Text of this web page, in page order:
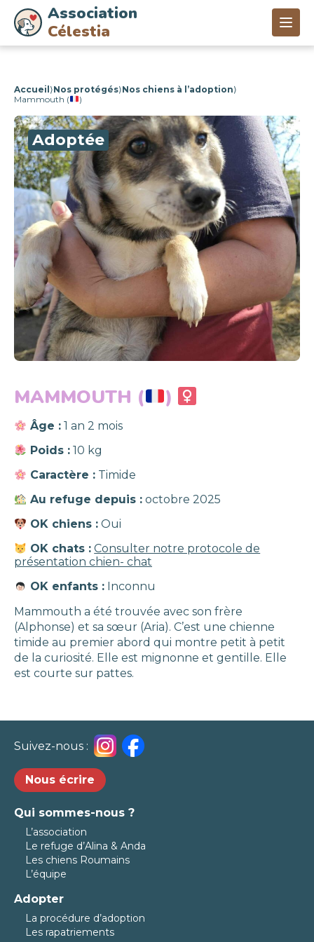
Association
Célestia
Accueil ⟩Nos protégés⟩Nos chiens à l’adoption⟩
Mammouth (
)
Adoptée
MAMMOUTH ( )
Âge : 1 an 2 mois
Poids : 10 kg
Caractère : Timide
Au refuge depuis : octobre 2025
OK chiens : Oui
OK chats : Consulter notre protocole de
présentation chien- chat
OK enfants : Inconnu
Mammouth a été trouvée avec son frère
(Alphonse) et sa sœur (Aria). C’est une chienne
timide au premier abord qui montre petit à petit
de la curiosité. Elle est mignonne et gentille. Elle
est courte sur pattes.
Suivez-nous :
Nous écrire
Qui sommes-nous ?
L’association
Le refuge d’Alina & Anda
Les chiens Roumains
L’équipe
Adopter
La procédure d’adoption
Les rapatriements